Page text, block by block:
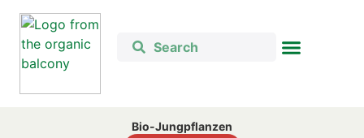
Bio-Jung­pflan­zen